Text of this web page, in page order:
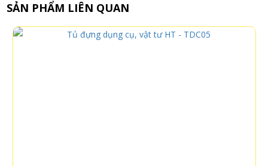
SẢN PHẨM LIÊN QUAN